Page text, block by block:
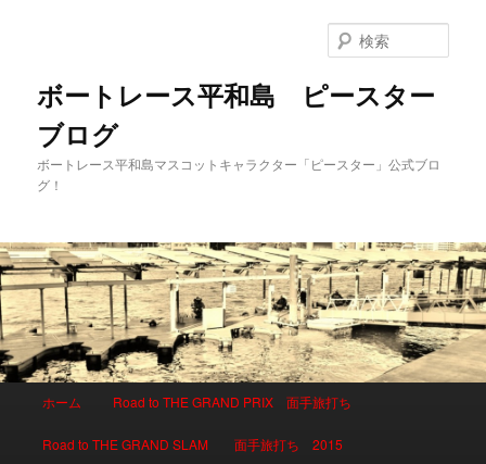
ボートレース平和島 ピースター
ブログ
ボートレース平和島マスコットキャラクター「ピースター」公式ブロ
グ！
索
メインコンテンツへ移動
サブコンテンツへ移動
ホーム Road to THE GRAND PRIX 面手旅打ち
Road to THE GRAND SLAM 面手旅打ち 2015